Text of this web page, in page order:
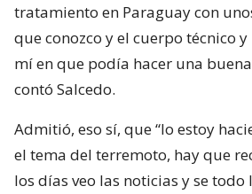
tratamiento en Paraguay con
que conozco y el cuerpo técnico
mí en que podía hacer una
contó Salcedo.
Admitió, eso sí, que “lo estoy
el tema del terremoto, hay que
los días veo las noticias y se todo